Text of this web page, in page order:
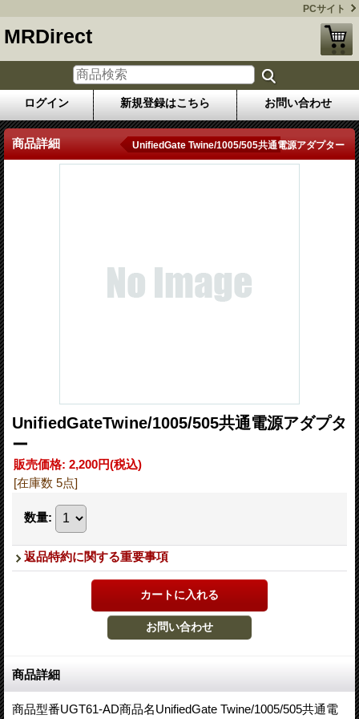
PCサイト
MRDirect
ログイン 新規登録はこちら お問い合わせ
商品詳細 UnifiedGate Twine/1005/505共通電源アダプター
UnifiedGateTwine/1005/505共通電源アダプタ
ー
販売価格: 2,200円(税込)
[在庫数 5点]
数量:
返品特約に関する重要事項
商品詳細
商品型番UGT61-AD商品名UnifiedGate Twine/1005/505共通電